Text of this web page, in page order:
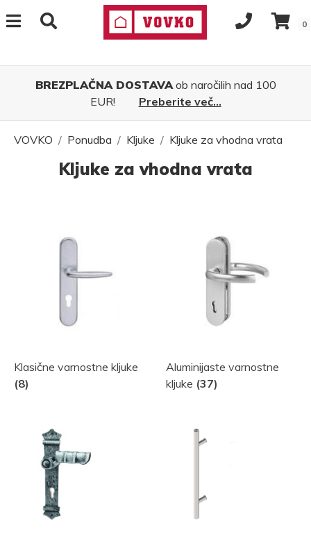
0
BREZPLAČNA DOSTAVAob naročilih nad 100
EUR!
Preberite več...
VOVKO Ponudba Kljuke Kljuke za vhodna vrata
Kljuke za vhodna vrata
Klasične varnostne kljuke
(8)
Aluminijaste varnostne
kljuke (37)